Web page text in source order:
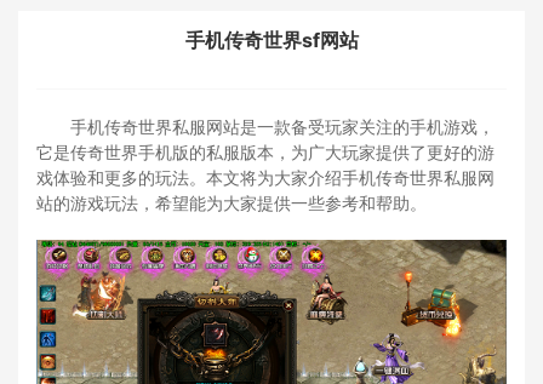
手机传奇世界sf网站
手机传奇世界私服网站是一款备受玩家关注的手机游戏，
它是传奇世界手机版的私服版本，为广大玩家提供了更好的游
戏体验和更多的玩法。本文将为大家介绍手机传奇世界私服网
站的游戏玩法，希望能为大家提供一些参考和帮助。